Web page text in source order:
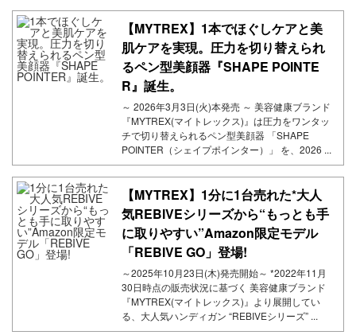
【MYTREX】1本でほぐしケアと美
肌ケアを実現。圧力を切り替えられ
るペン型美顔器『SHAPE POINTE
R』誕生。
～ 2026年3月3日(火)本発売 ～ 美容健康ブランド
『MYTREX(マイトレックス)』は圧力をワンタッ
チで切り替えられるペン型美顔器 「SHAPE
POINTER（シェイプポインター）」 を、2026 ...
【MYTREX】1分に1台売れた*大人
気REBIVEシリーズから“もっとも手
に取りやすい”Amazon限定モデル
「REBIVE GO」登場!
～2025年10月23日(木)発売開始～ *2022年11月
30日時点の販売状況に基づく 美容健康ブランド
『MYTREX(マイトレックス)』より展開してい
る、大人気ハンディガン “REBIVEシリーズ” ...